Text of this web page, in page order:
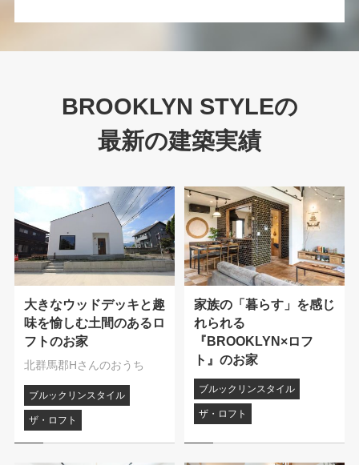
BROOKLYN STYLEの
最新の建築実績
大きなウッドデッキと趣
味を愉しむ土間のあるロ
フトのお家
北群馬郡Hさんのおうち
ブルックリンスタイル
ザ・ロフト
家族の「暮らす」を感じ
れられる
『BROOKLYN×ロフ
ト』のお家
ブルックリンスタイル
ザ・ロフト